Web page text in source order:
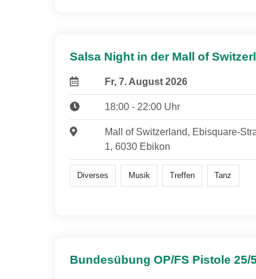
Salsa Night in der Mall of
Fr, 7. August 2026
18:00 - 22:00 Uhr
Mall of Switzerland, Ebisquare-
1, 6030 Ebikon
Diverses Musik Treffen Tanz
Bundesübung OP/FS Pistole 25/